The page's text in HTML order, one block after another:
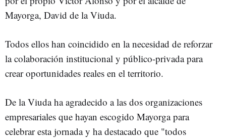
Mayorga, David de la Viuda.
Todos ellos han coincidido en la necesidad de reforzar
la colaboración institucional y público-privada para
crear oportunidades reales en el territorio.
De la Viuda ha agradecido a las dos organizaciones
empresariales que hayan escogido Mayorga para
celebrar esta jornada y ha destacado que "todos